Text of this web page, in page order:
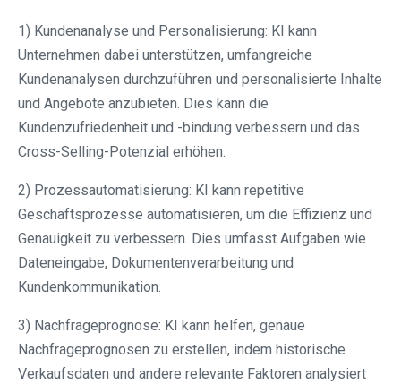
1) Kundenanalyse und Personalisierung: KI kann
Unternehmen dabei unterstützen, umfangreiche
Kundenanalysen durchzuführen und personalisierte Inhalte
und Angebote anzubieten. Dies kann die
Kundenzufriedenheit und -bindung verbessern und das
Cross-Selling-Potenzial erhöhen.
2) Prozessautomatisierung: KI kann repetitive
Geschäftsprozesse automatisieren, um die Effizienz und
Genauigkeit zu verbessern. Dies umfasst Aufgaben wie
Dateneingabe, Dokumentenverarbeitung und
Kundenkommunikation.
3) Nachfrageprognose: KI kann helfen, genaue
Nachfrageprognosen zu erstellen, indem historische
Verkaufsdaten und andere relevante Faktoren analysiert